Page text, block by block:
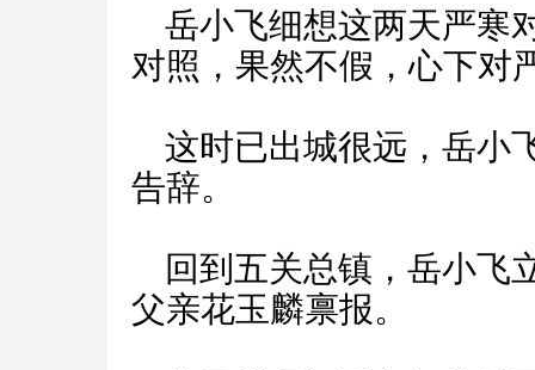
岳小飞细想这两天严寒
对照，果然不假，心下对
这时已出城很远，岳小
告辞。
回到五关总镇，岳小飞
父亲花玉麟禀报。